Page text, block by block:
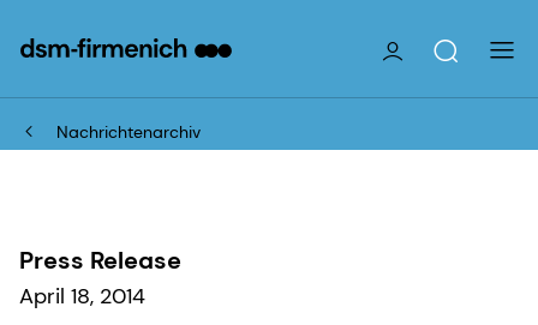
Nachrichtenarchiv
Press Release
April 18, 2014